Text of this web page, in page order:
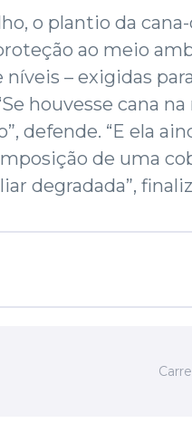
o plantio da
ao meio
níveis – exigidas
houvesse cana
defende. “E ela
de uma
degradada”,